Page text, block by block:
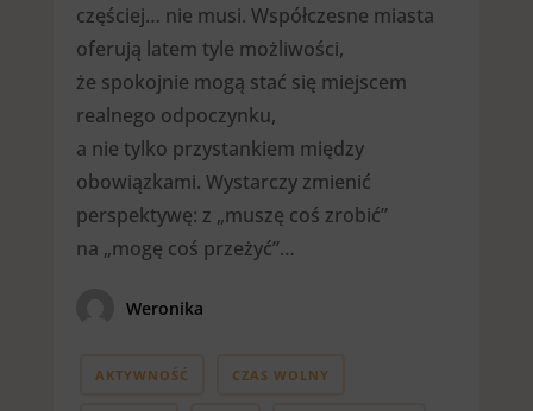
częściej… nie musi. Współczesne miasta
oferują latem tyle możliwości,
że spokojnie mogą stać się miejscem
realnego odpoczynku,
a nie tylko przystankiem między
obowiązkami. Wystarczy zmienić
perspektywę: z „muszę coś zrobić”
na „mogę coś przeżyć”…
Weronika
AKTYWNOŚĆ CZAS WOLNY